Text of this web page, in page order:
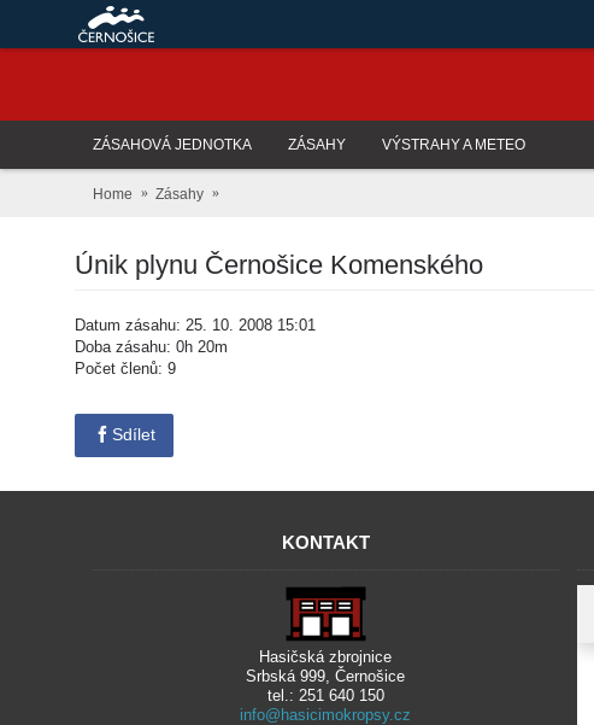
ZÁSAHOVÁ JEDNOTKA ZÁSAHY VÝSTRAHY A METEO
Home Zásahy
Únik plynu Černošice Komenského
Datum zásahu: 25. 10. 2008 15:01
Doba zásahu: 0h 20m
Počet členů: 9
Sdílet
KONTAKT
Hasičská zbrojnice
Srbská 999, Černošice
tel.: 251 640 150
info@hasicimokropsy.cz